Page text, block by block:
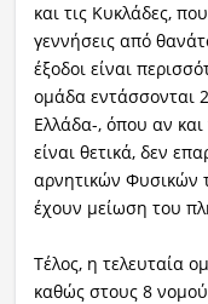
και τις Κυκλάδες,
γεννήσεις από
έξοδοι είναι
ομάδα εντάσσονται
Ελλάδα-, όπου αν
είναι θετικά, δεν
αρνητικών Φυσικών
έχουν μείωση του
Τέλος, η τελευταία
καθώς στους 8